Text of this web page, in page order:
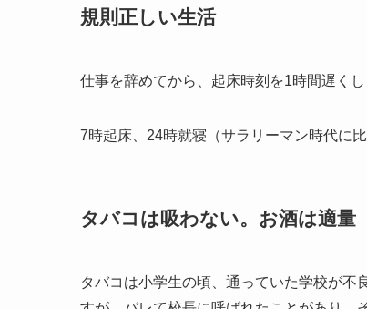
規則正しい生活
仕事を辞めてから、起床時刻を1時間遅く
7時起床、24時就寝（サラリーマン時代に
タバコは吸わない。お酒は適量
タバコは小学生の頃、通っていた学校が不